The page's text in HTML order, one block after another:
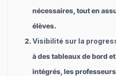
nécessaires, tout en
élèves.
Visibilité sur la
à des tableaux de bord
intégrés, les